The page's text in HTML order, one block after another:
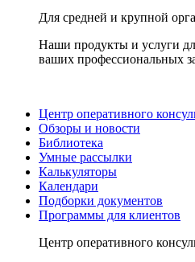
Для средней и крупной
Наши продукты и услуги
ваших профессиональных
Центр оперативного
Обзоры и новости
Библиотека
Умные рассылки
Калькуляторы
Календари
Подборки документов
Программы для клиентов
Центр оперативного